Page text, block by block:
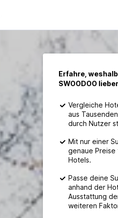
Erfahre,
SWOODOO
Vergleiche
aus
durch Nutzer
Mit nur einer
genaue Preise
Hotels.
Passe deine
anhand der
Ausstattung
weiteren